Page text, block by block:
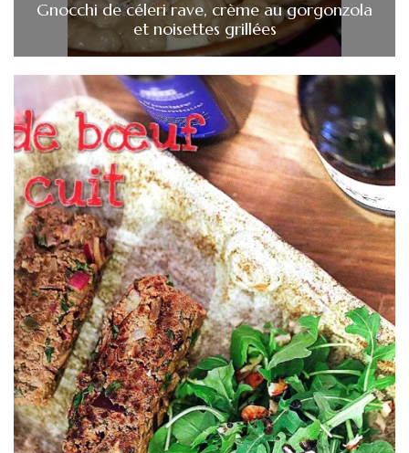
Gnocchi de céleri rave, crème au gorgonzola
et noisettes grillées